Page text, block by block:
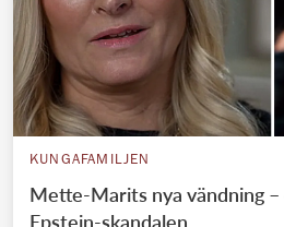
KUNGAFAMILJEN
Mette-Marits nya vändning
Epstein-skandalen